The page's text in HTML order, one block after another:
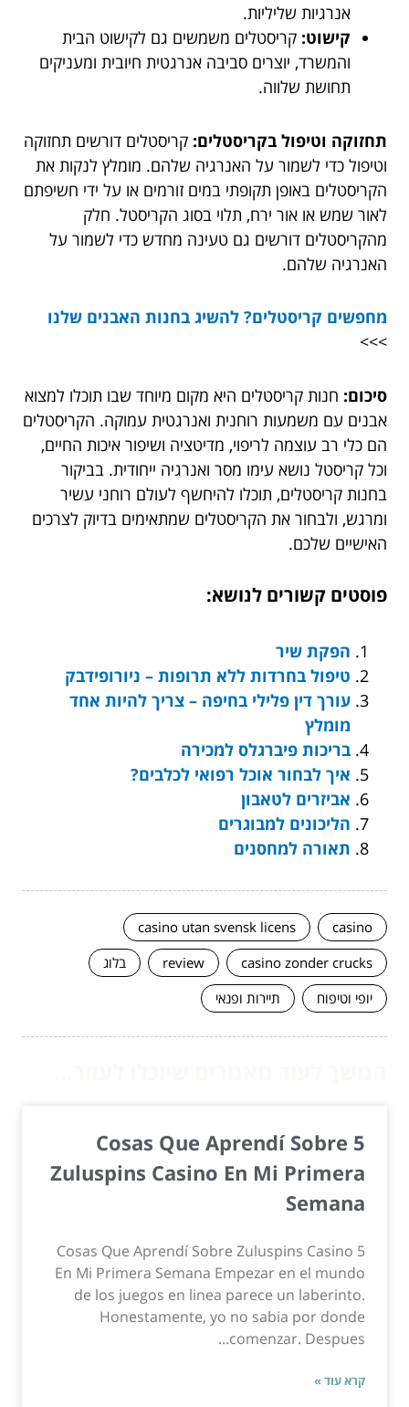
אנרגיות שליליות.
קישוט: קריסטלים משמשים גם לקישוט הבית
והמשרד, יוצרים סביבה אנרגטית חיובית ומעניקים
תחושת שלווה.
תחזוקה וטיפול בקריסטלים: קריסטלים דורשים תחזוקה
וטיפול כדי לשמור על האנרגיה שלהם. מומלץ לנקות את
הקריסטלים באופן תקופתי במים זורמים או על ידי חשיפתם
לאור שמש או אור ירח, תלוי בסוג הקריסטל. חלק
מהקריסטלים דורשים גם טעינה מחדש כדי לשמור על
האנרגיה שלהם.
מחפשים קריסטלים? להשיג בחנות האבנים שלנו
>>>
סיכום: חנות קריסטלים היא מקום מיוחד שבו תוכלו למצוא
אבנים עם משמעות רוחנית ואנרגטית עמוקה. הקריסטלים
הם כלי רב עוצמה לריפוי, מדיטציה ושיפור איכות החיים,
וכל קריסטל נושא עימו מסר ואנרגיה ייחודית. בביקור
בחנות קריסטלים, תוכלו להיחשף לעולם רוחני עשיר
ומרגש, ולבחור את הקריסטלים שמתאימים בדיוק לצרכים
האישיים שלכם.
פוסטים קשורים לנושא:
הפקת שיר
טיפול בחרדות ללא תרופות – ניורופידבק
עורך דין פלילי בחיפה – צריך להיות אחד
מומלץ
בריכות פיברגלס למכירה
איך לבחור אוכל רפואי לכלבים?
אביזרים לטאבון
הליכונים למבוגרים
תאורה למחסנים
casino
casino utan svensk licens
casino zonder crucks
review
בלוג
יופי וטיפוח
תיירות ופנאי
5 Cosas Que Aprendí Sobre
Zuluspins Casino En Mi Primera
Semana
5 Cosas Que Aprendí Sobre Zuluspins Casino
En Mi Primera Semana Empezar en el mundo
de los juegos en linea parece un laberinto.
Honestamente, yo no sabia por donde
comenzar. Despues...
קרא עוד »